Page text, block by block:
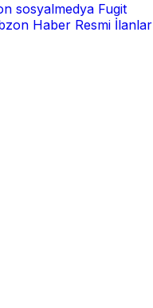
sosyalmedya Fugit
Haber Resmi İlanlar